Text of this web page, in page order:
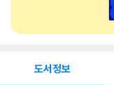
도서정보